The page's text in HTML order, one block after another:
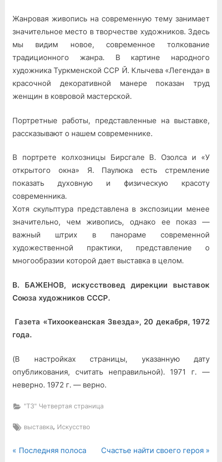
Жанровая живопись на современную тему занимает
значительное место в творчестве художников. Здесь
мы видим новое, современное толкование
традиционного жанра. В картине народного
художника Туркменской ССР Й. Клычева «Легенда» в
красочной декоративной манере показан труд
женщин в ковровой мастерской.
Портретные работы, представленные на выставке,
рассказывают о нашем современнике.
В портрете колхозницы Бирсгале В. Озолса и «У
открытого окна» Я. Паулюка есть стремление
показать духовную и физическую красоту
современника.
Хотя скульптура представлена в экспозиции менее
значительно, чем живопись, однако ее показ —
важный штрих в панораме современной
художественной практики, представление о
многообразии которой дает выставка в целом.
В. БАЖЕНОВ, искусствовед дирекции выставок
Союза художников СССР.
Газета «Тихоокеанская Звезда», 20 декабря, 1972
года.
(В настройках страницы, указанную дату
опубликования, считать неправильной). 1971 г. —
неверно. 1972 г. — верно.
"ТЗ" Четвертая страница
Tags:
выставка, Искусство
Навигация
P
Последняя полоса
N
Счастье найти своего героя